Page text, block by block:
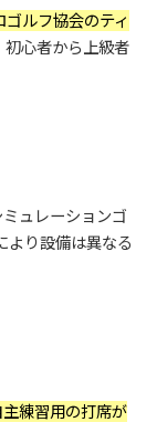
ゴルフ協会のティ
初心者から上級者
ュレーションゴ
より設備は異なる
主練習用の打席が